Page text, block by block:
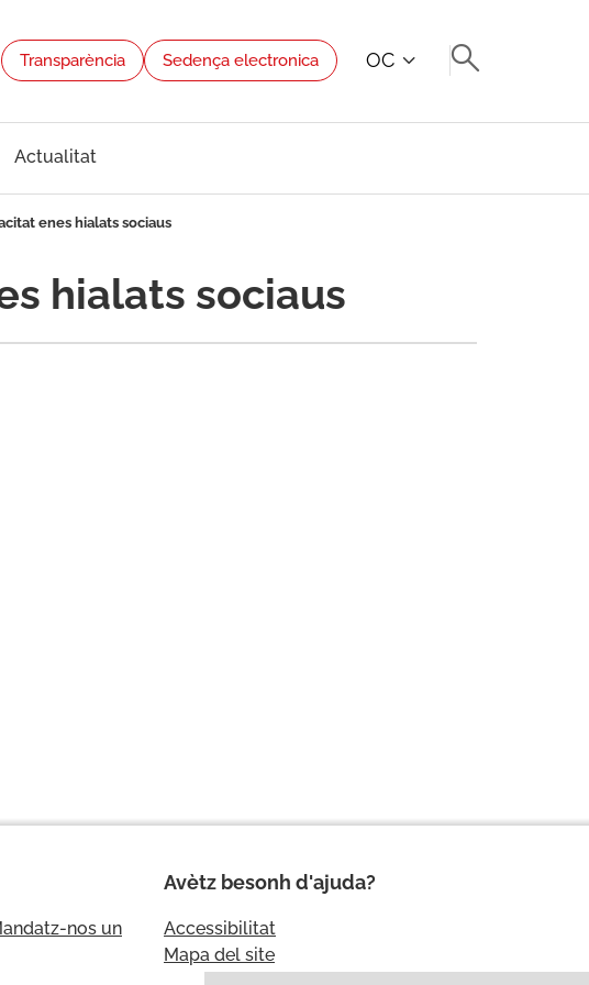
Transparència Sedença electronica OC
Actualitat
enes hialats sociaus
hialats sociaus
nos un
Avètz besonh d'ajuda?
Accessibilitat
Mapa del site